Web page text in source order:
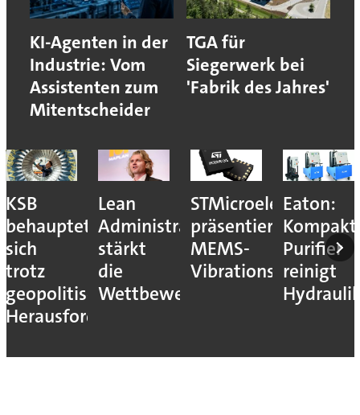
KI-Agenten in der
Industrie: Vom
Assistenten zum
Mitentscheider
TGA für
Siegerwerk bei
'Fabrik des Jahres'
KSB
behauptet
sich
trotz
geopolitischer
Herausforderungen
Lean
Administration
stärkt
die
Wettbewerbsfähigkeit
STMicroelectronics
präsentiert
MEMS-
Vibrationssensor
Eaton:
Purifier
reinigt